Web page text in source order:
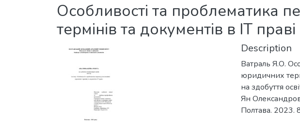
Особливості та проблематика
термінів та документів в ІТ праві
Description
Ватраль Я.О.
юридичних
на здобуття
Ян
Полтава. 2023.